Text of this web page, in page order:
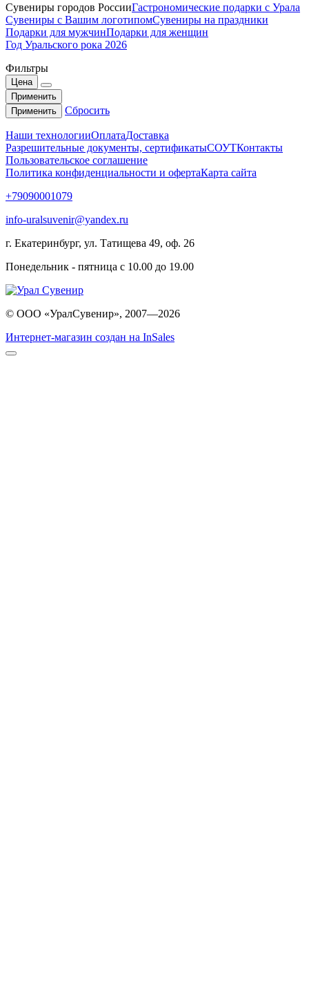
Сувениры городов РоссииГастрономические подарки с Урала
Сувениры с Вашим логотипомСувениры на праздники
Подарки для мужчинПодарки для женщин
Год Уральского рока 2026
Фильтры
Цена
Применить
Применить
Сбросить
Наши технологииОплатаДоставка
Разрешительные документы, сертификатыСОУТКонтакты
Пользовательское соглашение
Политика конфиденциальности и офертаКарта сайта
+79090001079
info-uralsuvenir@yandex.ru
г. Екатеринбург, ул. Татищева 49, оф. 26
Понедельник - пятница с 10.00 до 19.00
© ООО «УралСувенир», 2007—2026
Интернет-магазин создан на InSales